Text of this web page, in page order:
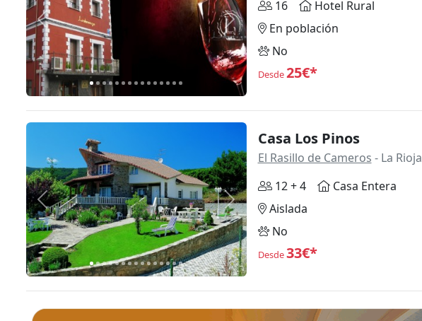
Anterior Siguiente
16
Hotel Rural
En población
No
Desde25€*
Anterior Siguiente
Casa Los Pinos
El Rasillo de Cameros - La Rioja
12 + 4
Casa Entera
Aislada
No
Desde33€*